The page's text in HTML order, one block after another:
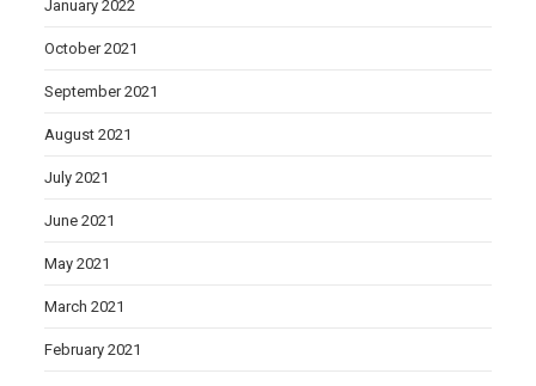
January 2022
October 2021
September 2021
August 2021
July 2021
June 2021
May 2021
March 2021
February 2021